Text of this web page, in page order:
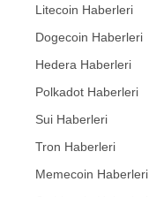
Litecoin Haberleri
Dogecoin Haberleri
Hedera Haberleri
Polkadot Haberleri
Sui Haberleri
Tron Haberleri
Memecoin Haberleri